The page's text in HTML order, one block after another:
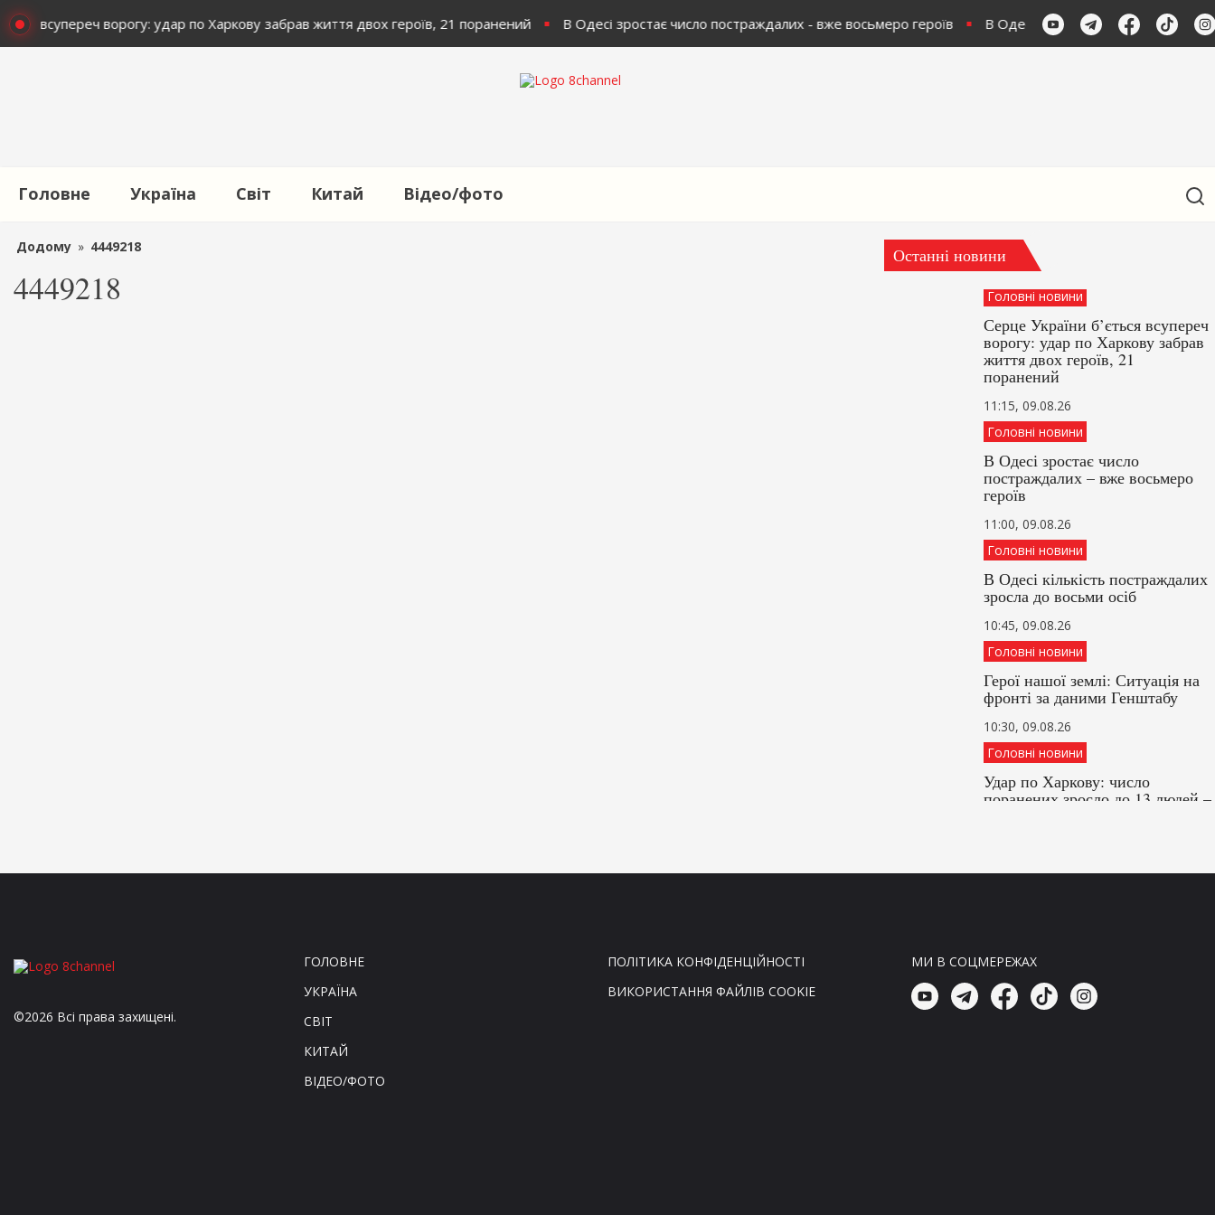
всупереч ворогу: удар по Харкову забрав життя двох героїв, 21 поранений В Одесі зростає число постраждалих - вже восьмеро героїв В Одесі кількість постраждалих
Головне Україна Світ Китай Відео/фото
Додому » 4449218
4449218
Останні новини
Головні новини
Серце України б’ється всупереч
ворогу: удар по Харкову забрав
життя двох героїв, 21
поранений
11:15, 09.08.26
Головні новини
В Одесі зростає число
постраждалих – вже восьмеро
героїв
11:00, 09.08.26
Головні новини
В Одесі кількість постраждалих
зросла до восьми осіб
10:45, 09.08.26
Головні новини
Герої нашої землі: Ситуація на
фронті за даними Генштабу
10:30, 09.08.26
Головні новини
Удар по Харкову: число
поранених зросло до 13 людей –
Головні новини
10:00, 09.08.26
Головні новини
©2026 Всі права захищені.
ГОЛОВНЕ
УКРАЇНА
СВІТ
КИТАЙ
ВІДЕО/ФОТО
ПОЛІТИКА КОНФІДЕНЦІЙНОСТІ
ВИКОРИСТАННЯ ФАЙЛІВ COOKIE
МИ В СОЦМЕРЕЖАХ